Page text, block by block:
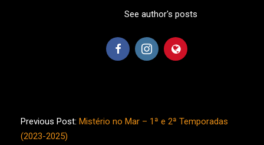
See author's posts
06-
19
Previous Post: Mistério no Mar – 1ª e 2ª Temporadas
(2023-2025)